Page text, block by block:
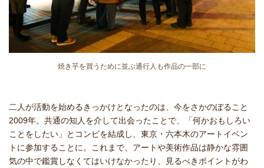
焼き芋を買うために並ぶ通行人も作品の一部に
二人が活動を始めるきっかけとなったのは、今をさかのぼること
2009年。共通の知人を介して出会ったことで、「何かおもしろい
ことをしたい」とコンビを結成し、東京・六本木のアートイベン
トに参加することに。これまで、アートや美術作品は静かな雰囲
気の中で鑑賞しなくてはいけなかったり、見るべきポイントがわ